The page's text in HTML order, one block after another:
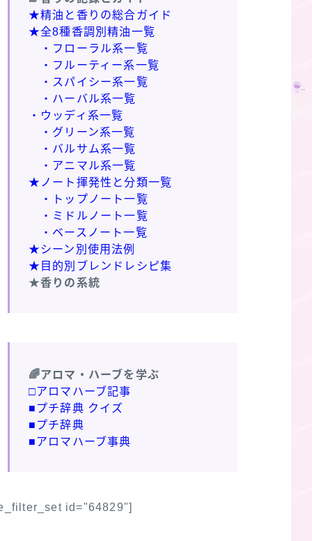
★精油と香りの総合ガイド
★全8種香調別精油一覧
・フローラル系一覧
・フルーティー系一覧
・スパイシー系一覧
・ハーバル系一覧
・ウッディ系一覧
・グリーン系一覧
・バルサム系一覧
・アニマル系一覧
★ノート揮発性と分類一覧
・トップノート一覧
・ミドルノート一覧
・ベースノート一覧
★シーン別使用法例
★目的別ブレンドレシピ集
★香りの系統
🌈アロマ・ハーブを学ぶ
□アロマハーブ記事
■プチ辞典 クイズ
■プチ辞典
■アロマハーブ事典
id="64829"]